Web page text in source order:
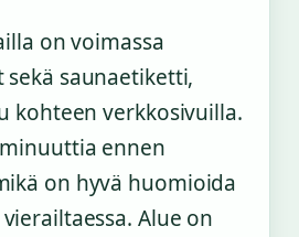
on voimassa
saunaetiketti,
kohteen verkkosivuilla.
ennen
on hyvä huomioida
Alue on